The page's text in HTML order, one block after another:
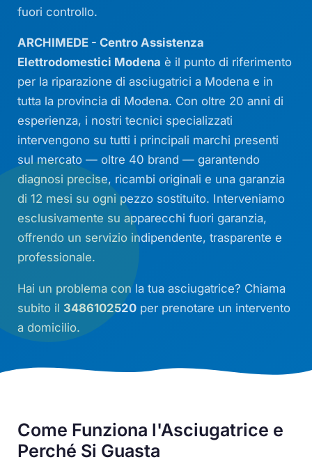
fuori controllo.
ARCHIMEDE - Centro Assistenza
Elettrodomestici Modena è il punto di riferimento
per la riparazione di asciugatrici a Modena e in
tutta la provincia di Modena. Con oltre 20 anni di
esperienza, i nostri tecnici specializzati
intervengono su tutti i principali marchi presenti
sul mercato — oltre 40 brand — garantendo
diagnosi precise, ricambi originali e una garanzia
di 12 mesi su ogni pezzo sostituito. Interveniamo
esclusivamente su apparecchi fuori garanzia,
offrendo un servizio indipendente, trasparente e
professionale.
Hai un problema con la tua asciugatrice? Chiama
subito il 3486102520 per prenotare un intervento
a domicilio.
Come Funziona l'Asciugatrice e
Perché Si Guasta